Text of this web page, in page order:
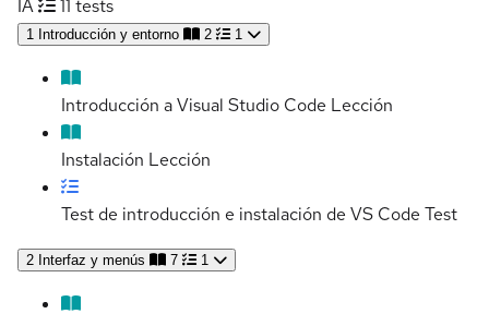
IA
11 tests
1 Introducción y entorno 2 1
Introducción a Visual Studio Code Lección
Instalación Lección
Test de introducción e instalación de VS Code Test
2 Interfaz y menús 7 1